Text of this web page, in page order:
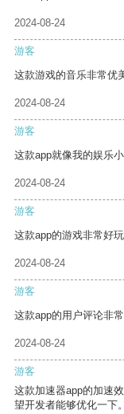
2024-08-24
游客
这款游戏的音乐非常优
2024-08-24
游客
这款app就像我的娱乐
2024-08-24
游客
这款app的游戏非常好
2024-08-24
游客
这款app的用户评论非
2024-08-24
游客
这款加速器app的加速
望开发者能够优化一下。